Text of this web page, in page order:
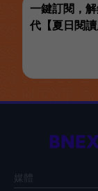
一鍵訂閱，
代【夏日閱
媒體